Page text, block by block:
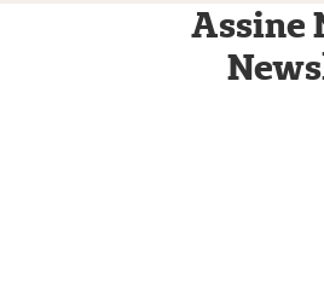
Assine